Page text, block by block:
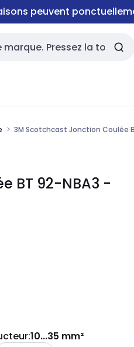
peuvent
3M Scotchcast Jonction Coulée
BT 92-NBA3 -
:10...35 mm²